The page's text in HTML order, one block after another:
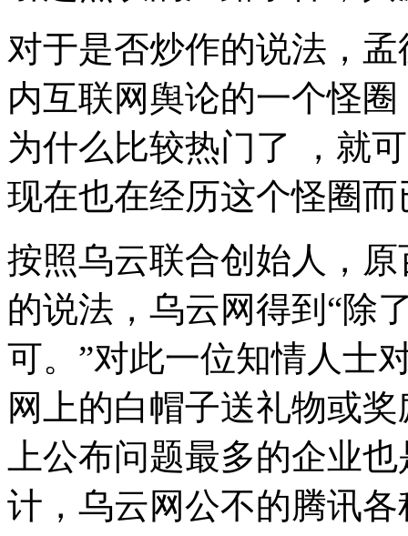
对于是否炒作的说法，
内互联网舆论的一个怪
为什么比较热门了 ，就
现在也在经历这个怪圈而
按照乌云联合创始人，
的说法，乌云网得到“除
可。”对此一位知情人士
网上的白帽子送礼物或
上公布问题最多的企业
计，乌云网公不的腾讯